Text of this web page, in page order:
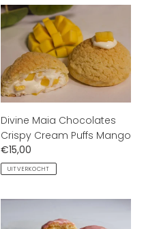
Divine
Maia
Chocolates
Crispy
Cream
Puffs
Mango
Divine Maia Chocolates
Crispy Cream Puffs Mango
Normale
prijs
€15,00
UITVERKOCHT
Divine